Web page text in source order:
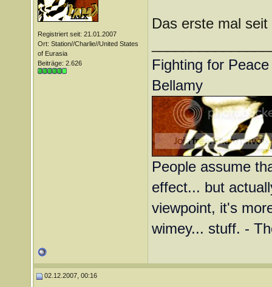
Registriert seit: 21.01.2007
Ort: Station//Charlie//United States
of Eurasia
Beiträge: 2.626
Das erste mal seit
Fighting for
Bellamy
People assume
effect... but
viewpoint, it's
wimey... stuff. -
02.12.2007, 00:16